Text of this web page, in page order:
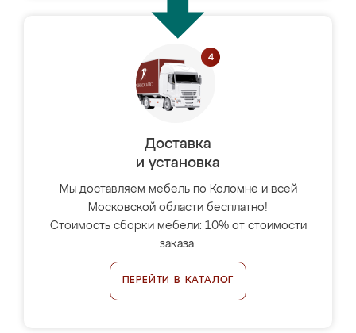
Доставка
и установка
Мы доставляем мебель по Коломне и всей
Московской области бесплатно!
Стоимость сборки мебели: 10% от стоимости
заказа.
ПЕРЕЙТИ В КАТАЛОГ